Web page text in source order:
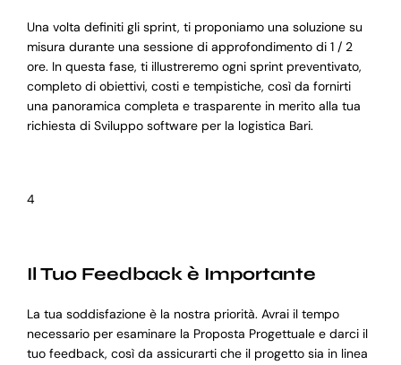
Una volta definiti gli sprint, ti proponiamo una soluzione su
misura durante una sessione di approfondimento di 1 / 2
ore. In questa fase, ti illustreremo ogni sprint preventivato,
completo di obiettivi, costi e tempistiche, così da fornirti
una panoramica completa e trasparente in merito alla tua
richiesta di Sviluppo software per la logistica Bari.
4
Il Tuo Feedback è Importante
La tua soddisfazione è la nostra priorità. Avrai il tempo
necessario per esaminare la Proposta Progettuale e darci il
tuo feedback, così da assicurarti che il progetto sia in linea